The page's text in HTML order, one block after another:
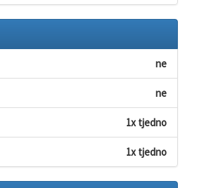
ne
ne
1x tjedno
1x tjedno